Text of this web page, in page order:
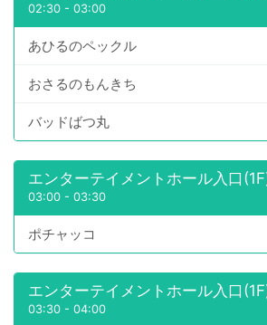
02:30 - 03:00
あひるのペックル
おさるのもんきち
バッドばつ丸
エンターテイメントホール入口
03:00 - 03:30
ポチャッコ
エンターテイメントホール入口
03:30 - 04:00